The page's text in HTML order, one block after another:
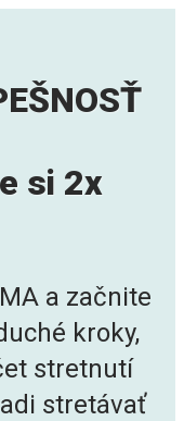
si 2x
a začnite
kroky,
stretnutí
stretávať